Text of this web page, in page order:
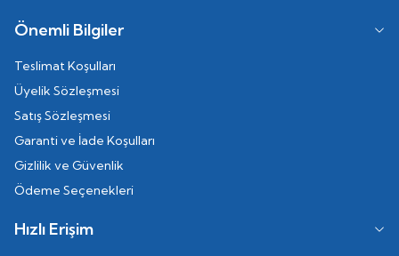
Önemli Bilgiler
Teslimat Koşulları
Üyelik Sözleşmesi
Satış Sözleşmesi
Garanti ve İade Koşulları
Gizlilik ve Güvenlik
Ödeme Seçenekleri
Hızlı Erişim